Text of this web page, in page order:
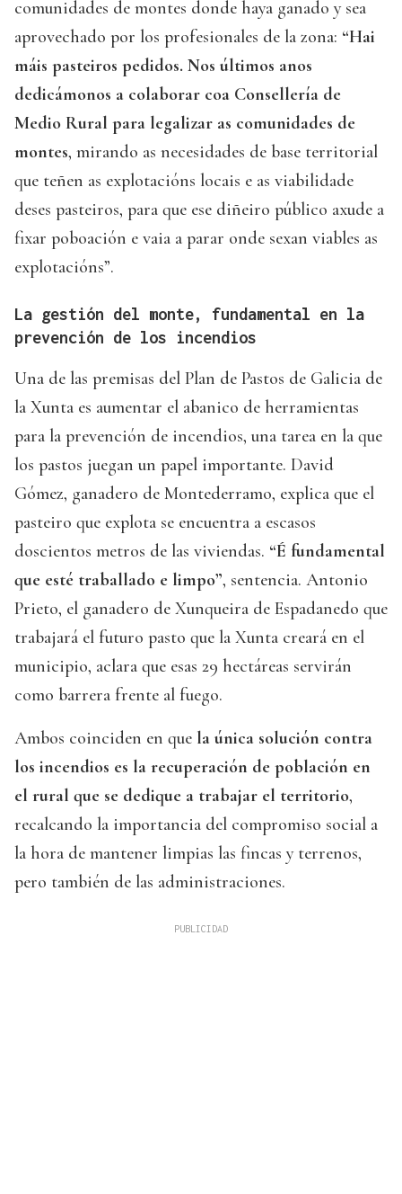
comunidades de montes donde haya ganado y sea
aprovechado por los profesionales de la zona: “Hai
máis pasteiros pedidos. Nos últimos anos
dedicámonos a colaborar coa Consellería de
Medio Rural para legalizar as comunidades de
montes, mirando as necesidades de base territorial
que teñen as explotacións locais e as viabilidade
deses pasteiros, para que ese diñeiro público axude a
fixar poboación e vaia a parar onde sexan viables as
explotacións”.
La gestión del monte, fundamental en la
prevención de los incendios
Una de las premisas del Plan de Pastos de Galicia de
la Xunta es aumentar el abanico de herramientas
para la prevención de incendios, una tarea en la que
los pastos juegan un papel importante. David
Gómez, ganadero de Montederramo, explica que el
pasteiro que explota se encuentra a escasos
doscientos metros de las viviendas. “É fundamental
que esté traballado e limpo”, sentencia. Antonio
Prieto, el ganadero de Xunqueira de Espadanedo que
trabajará el futuro pasto que la Xunta creará en el
municipio, aclara que esas 29 hectáreas servirán
como barrera frente al fuego.
Ambos coinciden en que la única solución contra
los incendios es la recuperación de población en
el rural que se dedique a trabajar el territorio,
recalcando la importancia del compromiso social a
la hora de mantener limpias las fincas y terrenos,
pero también de las administraciones.